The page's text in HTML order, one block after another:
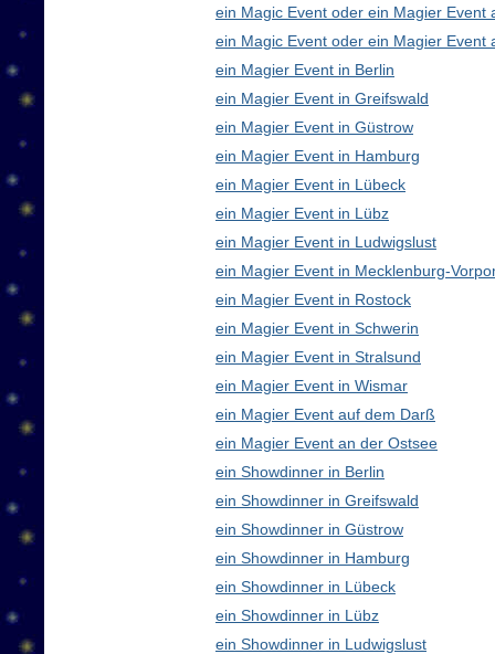
ein Magic Event oder ein Magier Event
ein Magic Event oder ein Magier Event
ein Magier Event in Berlin
ein Magier Event in Greifswald
ein Magier Event in Güstrow
ein Magier Event in Hamburg
ein Magier Event in Lübeck
ein Magier Event in Lübz
ein Magier Event in Ludwigslust
ein Magier Event in Mecklenburg-
ein Magier Event in Rostock
ein Magier Event in Schwerin
ein Magier Event in Stralsund
ein Magier Event in Wismar
ein Magier Event auf dem Darß
ein Magier Event an der Ostsee
ein Showdinner in Berlin
ein Showdinner in Greifswald
ein Showdinner in Güstrow
ein Showdinner in Hamburg
ein Showdinner in Lübeck
ein Showdinner in Lübz
ein Showdinner in Ludwigslust